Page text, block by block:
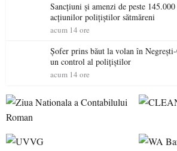
Sancțiuni și amenzi de peste
acțiunilor polițiștilor sătmăreni
acum 14 ore
Șofer prins băut la volan în
un control al polițiștilor
acum 14 ore